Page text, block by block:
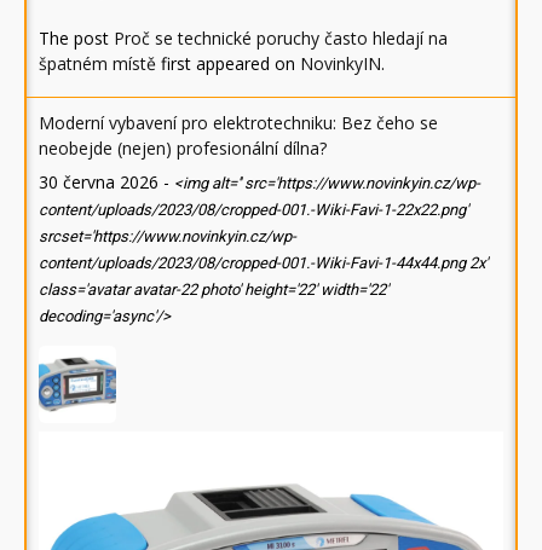
The post Proč se technické poruchy často hledají na
špatném místě first appeared on NovinkyIN.
Moderní vybavení pro elektrotechniku: Bez čeho se
neobejde (nejen) profesionální dílna?
30 června 2026 - <img alt='' src='https://www.novinkyin.cz/wp-
content/uploads/2023/08/cropped-001.-Wiki-Favi-1-22x22.png'
srcset='https://www.novinkyin.cz/wp-
content/uploads/2023/08/cropped-001.-Wiki-Favi-1-44x44.png 2x'
class='avatar avatar-22 photo' height='22' width='22'
decoding='async'/>